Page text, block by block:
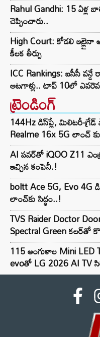
Rahul Gandhi: 15
చెప్పించారు..
High Court: కోడలి ఇల్లైనా
కీలక తీర్పు
ICC Rankings: ఐసీసీ
ఆటగాళ్లు.. టాప్ 10లో
ట్రెండింగ్‌
144Hz డిస్‌ప్లే, మిలిటరీ-
Realme 16x 5G లాంచ్
AI పవర్‌తో iQOO Z11
ఇచ్చిన కంపెనీ.!
boltt Ace 5G, Evo 4G
లాంచ్‌కు సిద్ధం..!
TVS Raider Doctor
Spectral Green కలర్‌తో
115 అంగుళాల Mini LED
evoతో LG 2026 AI